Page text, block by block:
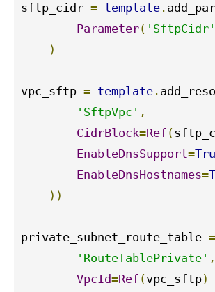
sftp_cidr = template .
Parameter( 'SftpCidr'
)
vpc_sftp = template .
'SftpVpc' ,
CidrBlock=Ref (
EnableDnsSupport=
EnableDnsHostnames=
))
private_subnet_route_table =
'RouteTablePrivate' ,
VpcId=Ref (vpc_sftp)